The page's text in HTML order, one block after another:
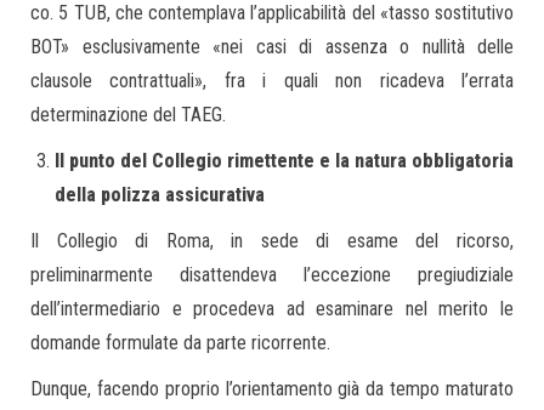
co. 5 TUB, che contemplava l’applicabilità del «tasso sostitutivo
BOT» esclusivamente «nei casi di assenza o nullità delle
clausole contrattuali», fra i quali non ricadeva l’errata
determinazione del TAEG.
Il punto del Collegio rimettente e la natura obbligatoria
della polizza assicurativa
Il Collegio di Roma, in sede di esame del ricorso,
preliminarmente disattendeva l’eccezione pregiudiziale
dell’intermediario e procedeva ad esaminare nel merito le
domande formulate da parte ricorrente.
Dunque, facendo proprio l’orientamento già da tempo maturato